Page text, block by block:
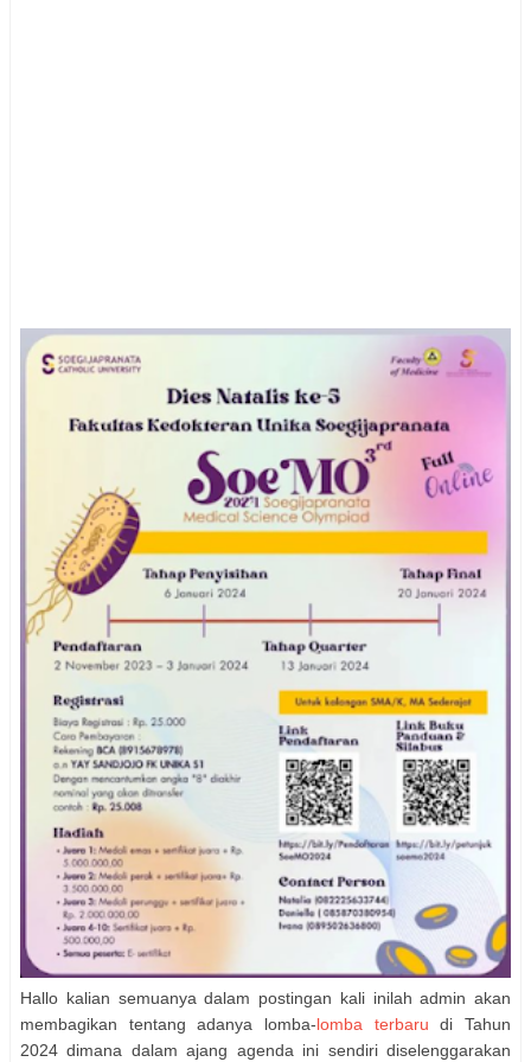
Hallo kalian semuanya dalam postingan kali inilah admin akan
membagikan tentang adanya lomba-lomba terbaru di Tahun
2024 dimana dalam ajang agenda ini sendiri diselenggarakan